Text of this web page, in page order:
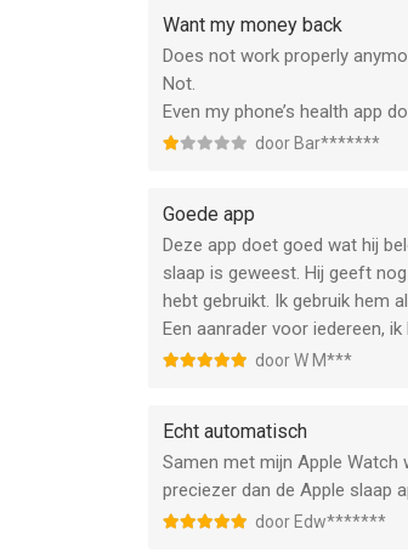
Want my money back
Does not work properly
Not.
Even my phone’s health app
door Bar*******
Goede app
Deze app doet goed wat hij
slaap is geweest. Hij geeft
hebt gebruikt. Ik gebruik hem
Een aanrader voor iedereen,
door W M***
Echt automatisch
Samen met mijn Apple
preciezer dan de Apple slaap
door Edw*******